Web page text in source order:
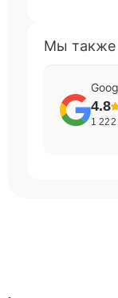
Мы также
4.8
1